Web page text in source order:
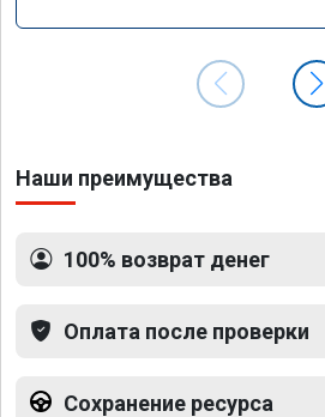
Наши преимущества
100% возврат денег
Оплата после проверки
Сохранение ресурса